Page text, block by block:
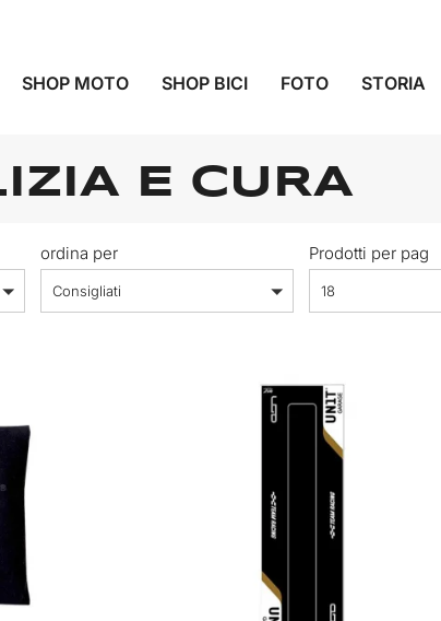
SHOP MOTO SHOP BICI FOTO STORIA
E CURA
ordina per
Consigliati
Prodotti per pag
18